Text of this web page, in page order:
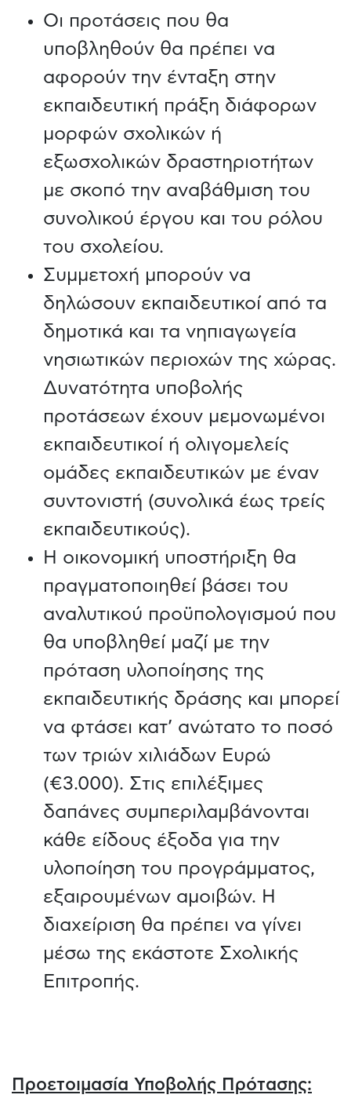
Οι προτάσεις που θα
υποβληθούν θα πρέπει να
αφορούν την ένταξη στην
εκπαιδευτική πράξη διάφορων
μορφών σχολικών ή
εξωσχολικών δραστηριοτήτων
με σκοπό την αναβάθμιση του
συνολικού έργου και του ρόλου
του σχολείου.
Συμμετοχή μπορούν να
δηλώσουν εκπαιδευτικοί από τα
δημοτικά και τα νηπιαγωγεία
νησιωτικών περιοχών της χώρας.
Δυνατότητα υποβολής
προτάσεων έχουν μεμονωμένοι
εκπαιδευτικοί ή ολιγομελείς
ομάδες εκπαιδευτικών με έναν
συντονιστή (συνολικά έως τρείς
εκπαιδευτικούς).
Η οικονομική υποστήριξη θα
πραγματοποιηθεί βάσει του
αναλυτικού προϋπολογισμού που
θα υποβληθεί μαζί με την
πρόταση υλοποίησης της
εκπαιδευτικής δράσης και μπορεί
να φτάσει κατ’ ανώτατο το ποσό
των τριών χιλιάδων Ευρώ
(€3.000). Στις επιλέξιμες
δαπάνες συμπεριλαμβάνονται
κάθε είδους έξοδα για την
υλοποίηση του προγράμματος,
εξαιρουμένων αμοιβών. Η
διαχείριση θα πρέπει να γίνει
μέσω της εκάστοτε Σχολικής
Επιτροπής.
Προετοιμασία Υποβολής Πρότασης: